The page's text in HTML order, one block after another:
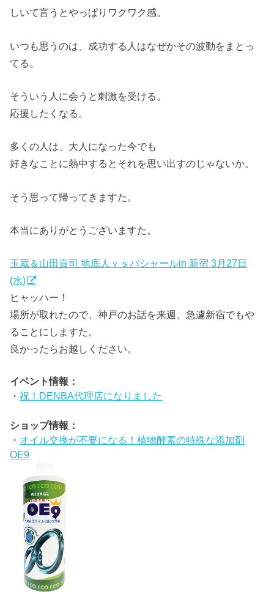
しいて言うとやっぱりワクワク感。
いつも思うのは、成功する人はなぜかその波動をまとっ
てる。
そういう人に会うと刺激を受ける。
応援したくなる。
多くの人は、大人になった今でも
好きなことに熱中するとそれを思い出すのじゃないか。
そう思って帰ってきますた。
本当にありがとうございますた。
玉蔵＆山田貢司 地底人ｖｓバシャールin 新宿 3月27日
(水)
ヒャッハー！
場所が取れたので、神戸のお話を来週、急遽新宿でもや
ることにしますた。
良かったらお越しください。
イベント情報：
・祝！DENBA代理店になりました
ショップ情報：
・ オイル交換が不要になる！植物酵素の特殊な添加剤
OE9